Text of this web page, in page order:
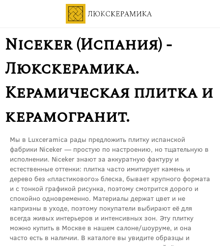
Niceker (Испания) -
Люкскерамика.
Керамическая плитка и
керамогранит.
Мы в Luxceramica рады предложить плитку испанской
фабрики Niceker — простую по настроению, но тщательную в
исполнении. Niceker знают за аккуратную фактуру и
естественные оттенки: плитка часто имитирует камень и
дерево без «пластикового» блеска, бывает крупного формата
и с тонкой графикой рисунка, поэтому смотрится дорого и
спокойно одновременно. Материалы держат цвет и не
капризны в уходе, поэтому покупатели выбирают её для
всегда живых интерьеров и интенсивных зон. Эту плитку
можно купить в Москве в нашем салоне/шоуруме, и она
часто есть в наличии. В каталоге вы увидите образцы и